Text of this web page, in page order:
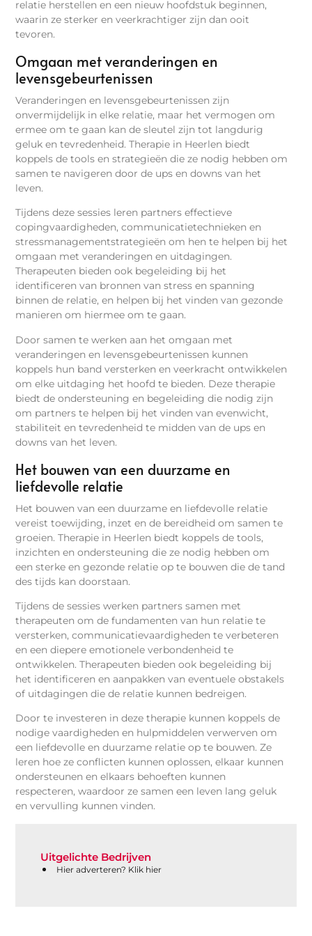
relatie herstellen en een nieuw hoofdstuk beginnen,
waarin ze sterker en veerkrachtiger zijn dan ooit
tevoren.
Omgaan met veranderingen en
levensgebeurtenissen
Veranderingen en levensgebeurtenissen zijn
onvermijdelijk in elke relatie, maar het vermogen om
ermee om te gaan kan de sleutel zijn tot langdurig
geluk en tevredenheid. Therapie in Heerlen biedt
koppels de tools en strategieën die ze nodig hebben om
samen te navigeren door de ups en downs van het
leven.
Tijdens deze sessies leren partners effectieve
copingvaardigheden, communicatietechnieken en
stressmanagementstrategieën om hen te helpen bij het
omgaan met veranderingen en uitdagingen.
Therapeuten bieden ook begeleiding bij het
identificeren van bronnen van stress en spanning
binnen de relatie, en helpen bij het vinden van gezonde
manieren om hiermee om te gaan.
Door samen te werken aan het omgaan met
veranderingen en levensgebeurtenissen kunnen
koppels hun band versterken en veerkracht ontwikkelen
om elke uitdaging het hoofd te bieden. Deze therapie
biedt de ondersteuning en begeleiding die nodig zijn
om partners te helpen bij het vinden van evenwicht,
stabiliteit en tevredenheid te midden van de ups en
downs van het leven.
Het bouwen van een duurzame en
liefdevolle relatie
Het bouwen van een duurzame en liefdevolle relatie
vereist toewijding, inzet en de bereidheid om samen te
groeien. Therapie in Heerlen biedt koppels de tools,
inzichten en ondersteuning die ze nodig hebben om
een sterke en gezonde relatie op te bouwen die de tand
des tijds kan doorstaan.
Tijdens de sessies werken partners samen met
therapeuten om de fundamenten van hun relatie te
versterken, communicatievaardigheden te verbeteren
en een diepere emotionele verbondenheid te
ontwikkelen. Therapeuten bieden ook begeleiding bij
het identificeren en aanpakken van eventuele obstakels
of uitdagingen die de relatie kunnen bedreigen.
Door te investeren in deze therapie kunnen koppels de
nodige vaardigheden en hulpmiddelen verwerven om
een liefdevolle en duurzame relatie op te bouwen. Ze
leren hoe ze conflicten kunnen oplossen, elkaar kunnen
ondersteunen en elkaars behoeften kunnen
respecteren, waardoor ze samen een leven lang geluk
en vervulling kunnen vinden.
Uitgelichte Bedrijven
Hier adverteren? Klik hier